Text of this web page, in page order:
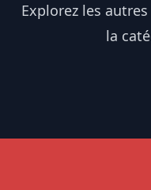
Explorez les
la